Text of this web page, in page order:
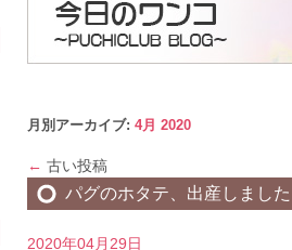
月別アーカイブ: 4月 2020
← 古い投稿
パグのホタテ、出産しました
2020年04月29日